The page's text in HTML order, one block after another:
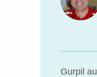
Gurpil